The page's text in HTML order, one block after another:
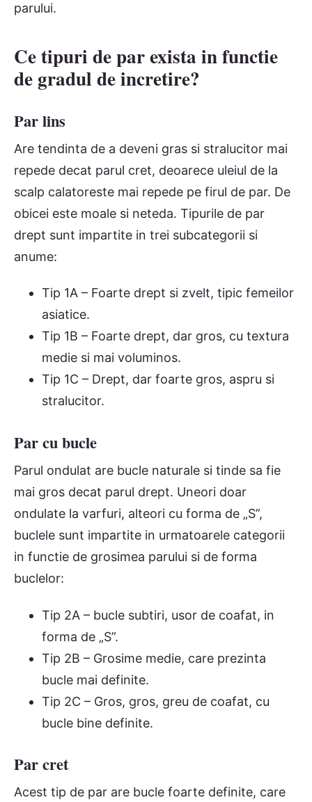
parului.
Ce tipuri de par exista in functie
de gradul de incretire?
Par lins
Are tendinta de a deveni gras si stralucitor mai
repede decat parul cret, deoarece uleiul de la
scalp calatoreste mai repede pe firul de par. De
obicei este moale si neteda. Tipurile de par
drept sunt impartite in trei subcategorii si
anume:
Tip 1A – Foarte drept si zvelt, tipic femeilor
asiatice.
Tip 1B – Foarte drept, dar gros, cu textura
medie si mai voluminos.
Tip 1C – Drept, dar foarte gros, aspru si
stralucitor.
Par cu bucle
Parul ondulat are bucle naturale si tinde sa fie
mai gros decat parul drept. Uneori doar
ondulate la varfuri, alteori cu forma de „S”,
buclele sunt impartite in urmatoarele categorii
in functie de grosimea parului si de forma
buclelor:
Tip 2A – bucle subtiri, usor de coafat, in
forma de „S”.
Tip 2B – Grosime medie, care prezinta
bucle mai definite.
Tip 2C – Gros, gros, greu de coafat, cu
bucle bine definite.
Par cret
Acest tip de par are bucle foarte definite, care